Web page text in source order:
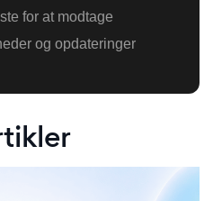
for at modtage
og opdateringer